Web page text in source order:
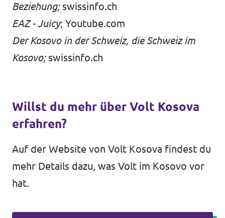
Beziehung; swissinfo.ch
EAZ - Juicy; Youtube.com
Der Kosovo in der Schweiz, die Schweiz im
Kosovo; swissinfo.ch
Willst du mehr über Volt Kosova
erfahren?
Auf der Website von Volt Kosova findest du
mehr Details dazu, was Volt im Kosovo vor
hat.